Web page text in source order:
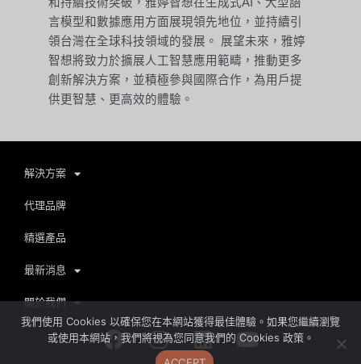
言模型和數據應用方面展現領先地位，並持續引
領台灣在全球科技領域的發展。 展望未來，雅婷
智想將致力於擴展人工智慧應用範疇，推動更多
創新解決方案，並積極參與國際合作，為用戶提
供更智慧、更高效的體驗。
解決方案
代理品牌
精選產品
最新消息
關於我們
FacebookInstagram
LinkedinYoutube
我們使用 Cookies 以確保您在本網站獲得最佳體驗。如果您繼續瀏覽
或使用本網站，我們將視為您同意我們的 Cookies 政策。